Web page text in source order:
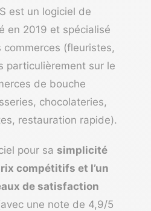
est un logiciel de
en 2019 et spécialisé
commerces (fleuristes,
particulièrement sur le
de bouche
chocolateries,
restauration rapide).
pour sa simplicité
compétitifs et l’un
de satisfaction
une note de 4,9/5